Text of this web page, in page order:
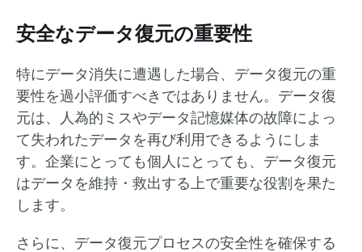
安全なデータ復元の重要性
特にデータ消失に遭遇した場合、データ復元の重
要性を過小評価すべきではありません。データ復
元は、人為的ミスやデータ記憶媒体の故障によっ
て失われたデータを再び利用できるようにしま
す。企業にとっても個人にとっても、データ復元
はデータを維持・救出する上で重要な役割を果た
します。
さらに、データ復元プロセスの安全性を確保する